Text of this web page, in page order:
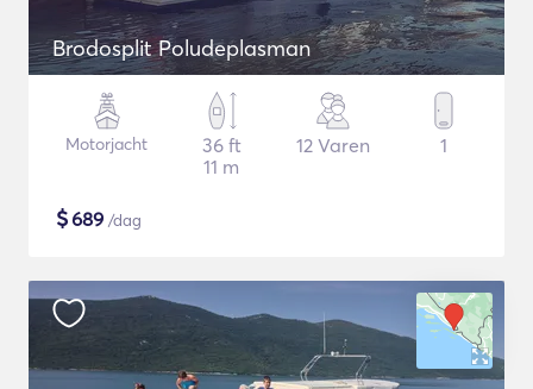
Brodosplit Poludeplasman
Motorjacht
36 ft
11 m
12 Varen 1
$689 /dag